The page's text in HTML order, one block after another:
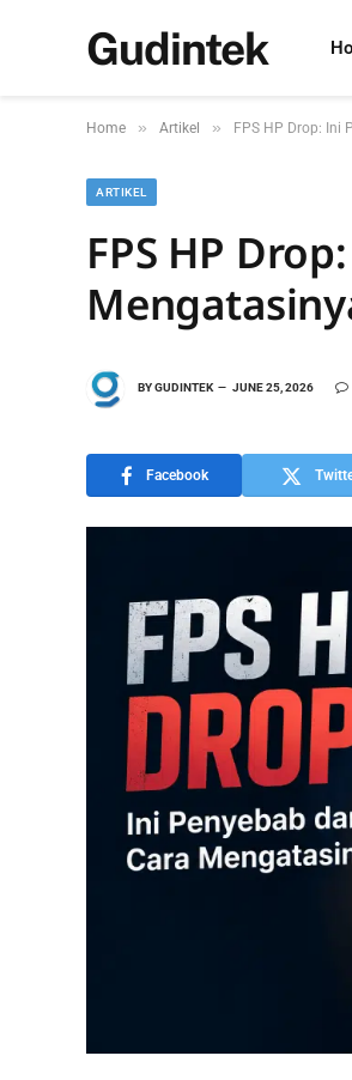
Gudintek
Home » Artikel » FPS HP Drop: Ini
ARTIKEL
FPS HP
BYGUDINTEK JUNE 25, 2026
Facebook